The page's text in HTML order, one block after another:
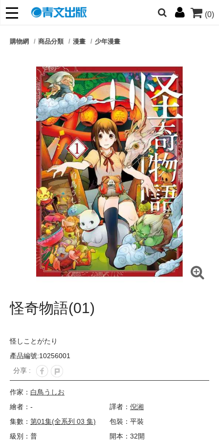
(0)
朋友們，提高警覺！
購物網 商品分類 漫畫 少年漫畫
怪奇物語(01)
怪しことがたり
產品編號:10256001
分享 :
作家： 白鳥うしお
繪者：-
譯者： 倪湘
集數： 第01集(全系列 03 集)
包裝：平裝
級別：普
開本：32開